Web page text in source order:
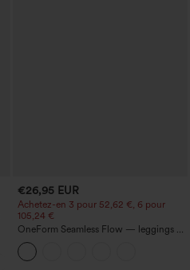
€26,95 EUR
Achetez-en 3 pour 52,62 €, 6 pour
105,24 €
OneForm Seamless Flow — leggings de
yoga sans coutures, taille mi-haute, effet
gainant pour le ventre et liftant pour les
fesses